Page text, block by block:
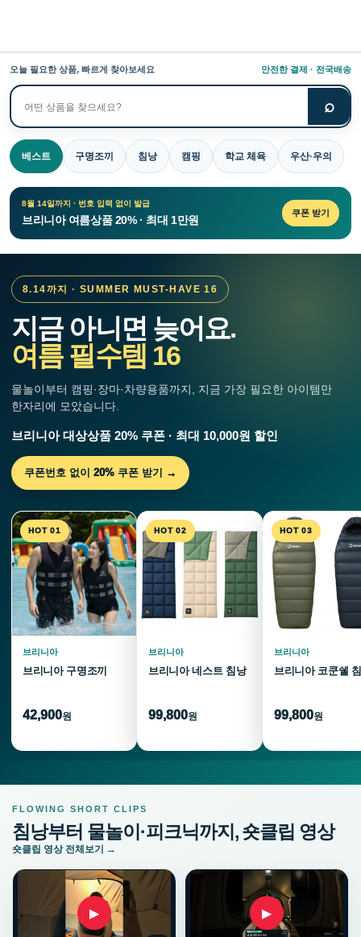
오늘 필요한 상품, 빠르게 찾아보세요 안전한 결제 · 전국배송
상
품
검
색
⌕
베스트 구명조끼 침낭 캠핑 학교 체육 우산·우의
8월 14일까지 · 번호 입력 없이 발급
브리니아 여름상품 20% · 최대 1만원
쿠폰 받기
8.14까지 · SUMMER MUST-HAVE 16
지금 아니면 늦어요.
여름 필수템 16
물놀이부터 캠핑·장마·차량용품까지, 지금 가장 필요한 아이템만
한자리에 모았습니다.
브리니아 대상상품 20% 쿠폰 · 최대 10,000원 할인
쿠폰번호 없이 20% 쿠폰 받기 →
HOT 01
브리니아
브리니아 구명조끼
42,900원
HOT 02
브리니아
브리니아 네스트 침낭
99,800원
HOT 03
브리니아
브리니아 코쿤쉘
99,800원
FLOWING SHORT CLIPS
침낭부터 물놀이·피크닉까지, 숏클립 영상
숏클립 영상 전체보기 →
▶ ▶